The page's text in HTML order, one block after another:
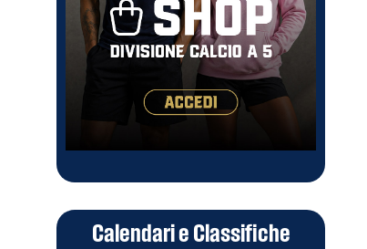
Calendari e Classifiche